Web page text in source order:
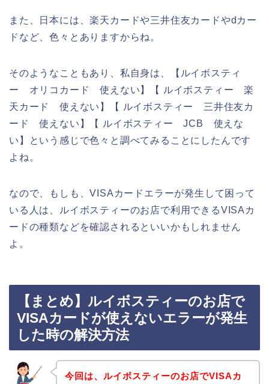
また、日本には、楽天カードや三井住友カードやdカー
ドなど、色々とありますからね。
そのようなこともあり、私自身は、【ルイボスティ
ー オリコカード 使えない】【 ルイボスティー 楽
天カード 使えない】【 ルイボスティー 三井住友カ
ード 使えない】【 ルイボスティー JCB 使えな
い】という感じで色々と調べてみることにしたんです
よね。
なので、もしも、VISAカードエラーが発生して困って
いる人は、ルイボスティーのお店で利用できるVISAカ
ードの種類などを確認されるといいかもしれません
よ。
【まとめ】ルイボスティーのお店で
VISAカードが使えないエラーが発生
した時の解決方法
今回は、ルイボスティーのお店でVISAカ